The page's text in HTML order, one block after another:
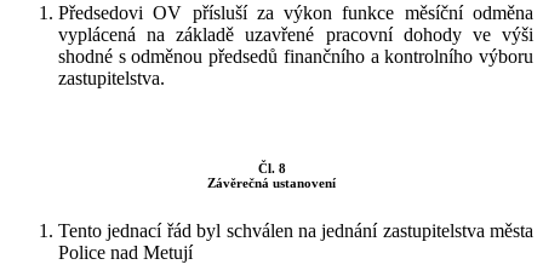
Předsedovi OV přísluší za výkon funkce měsíční odměna
vyplácená na základě uzavřené pracovní dohody ve výši
shodné s odměnou předsedů finančního a kontrolního výboru
zastupitelstva.
Čl. 8
Závěrečná ustanovení
Tento jednací řád byl schválen na jednání zastupitelstva města
Police nad Metují